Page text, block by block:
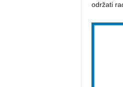
održati